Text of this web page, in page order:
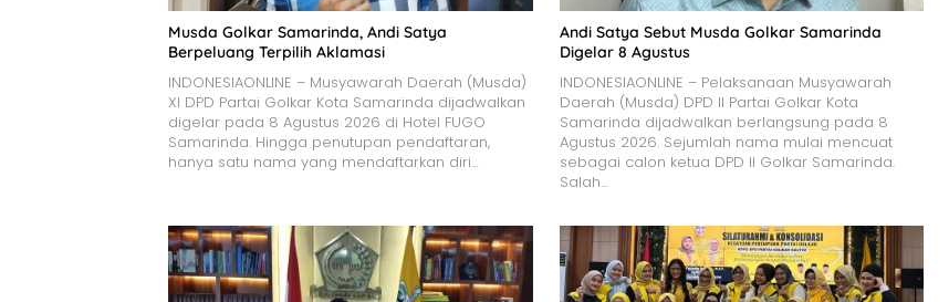
Musda Golkar Samarinda, Andi Satya
Berpeluang Terpilih Aklamasi
INDONESIAONLINE – Musyawarah Daerah (Musda)
XI DPD Partai Golkar Kota Samarinda dijadwalkan
digelar pada 8 Agustus 2026 di Hotel FUGO
Samarinda. Hingga penutupan pendaftaran,
hanya satu nama yang mendaftarkan diri…
Andi Satya Sebut Musda Golkar Samarinda
Digelar 8 Agustus
INDONESIAONLINE – Pelaksanaan Musyawarah
Daerah (Musda) DPD II Partai Golkar Kota
Samarinda dijadwalkan berlangsung pada 8
Agustus 2026. Sejumlah nama mulai mencuat
sebagai calon ketua DPD II Golkar Samarinda.
Salah…